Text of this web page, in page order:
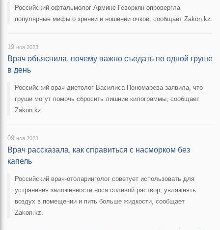
Российский офтальмолог Армине Геворкян опровергла
популярные мифы о зрении и ношении очков, сообщает Zakon.kz.
19 ноя 2023
Врач объяснила, почему важно съедать по одной груше
в день
Российский врач-диетолог Василиса Пономарева заявила, что
груши могут помочь сбросить лишние килограммы, сообщает
Zakon.kz.
09 ноя 2023
Врач рассказала, как справиться с насморком без
капель
Российский врач-отоларинголог советует использовать для
устранения заложенности носа солевой раствор, увлажнять
воздух в помещении и пить больше жидкости, сообщает
Zakon.kz.